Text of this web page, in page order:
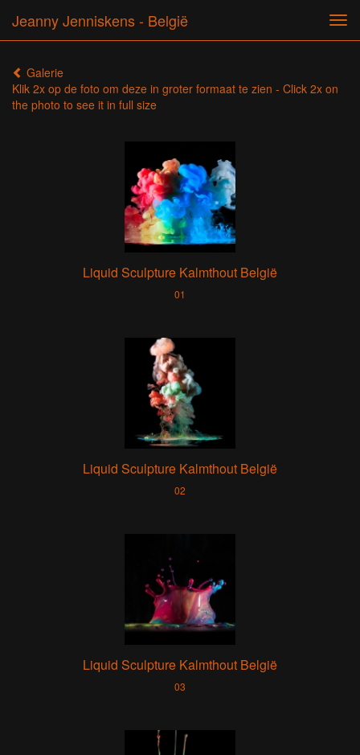
Jeanny Jenniskens - België
Galerie
Klik 2x op de foto om deze in groter formaat te zien - Click 2x on
the photo to see it in full size
Liquid Sculpture Kalmthout België
01
Liquid Sculpture Kalmthout België
02
Liquid Sculpture Kalmthout België
03